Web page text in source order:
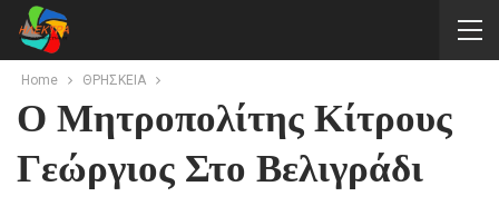
Home ΘΡΗΣΚΕΙΑ
Ο Μητροπολίτης Κίτρους
Γεώργιος Στο Βελιγράδι